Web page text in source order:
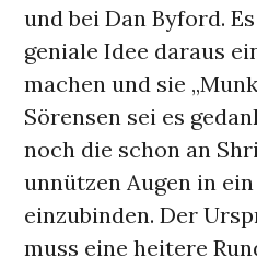
und bei Dan Byford.
geniale Idee daraus
machen und sie
Sörensen sei es
noch die schon an
unnützen Augen in
einzubinden. Der
muss eine heitere